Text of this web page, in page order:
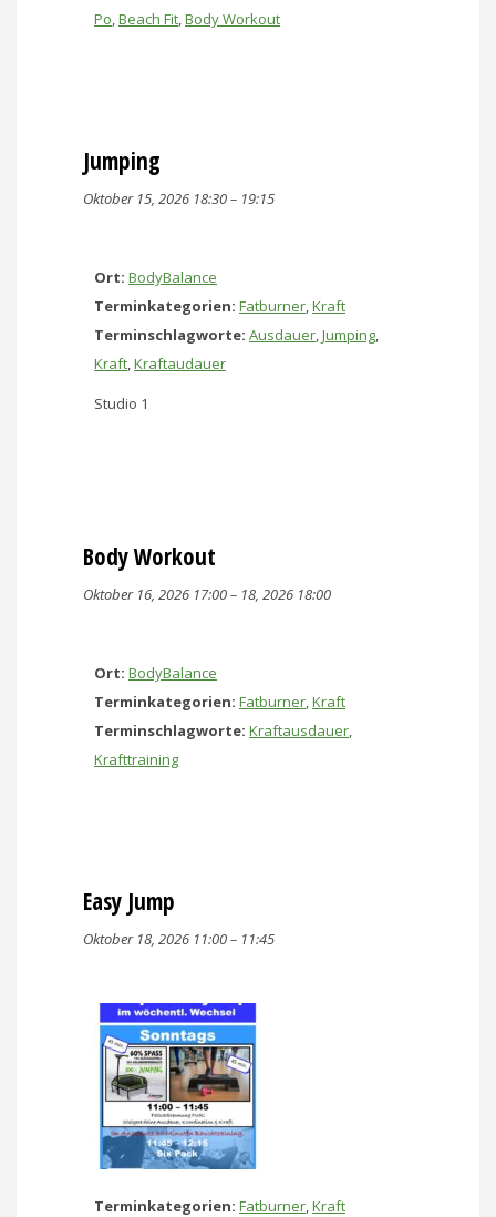
Po,Beach Fit,Body Workout
Jumping
Oktober 15, 2026 18:30– 19:15
Ort: BodyBalance
Terminkategorien: Fatburner,Kraft
Terminschlagworte: Ausdauer,Jumping,
Kraft,Kraftaudauer
Studio 1
Body Workout
Oktober 16, 2026 17:00– 18, 2026 18:00
Ort: BodyBalance
Terminkategorien: Fatburner,Kraft
Terminschlagworte: Kraftausdauer,
Krafttraining
Easy Jump
Oktober 18, 2026 11:00– 11:45
Terminkategorien: Fatburner,Kraft